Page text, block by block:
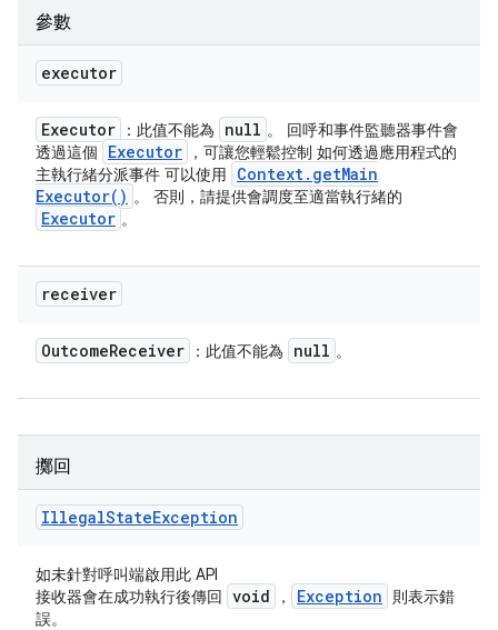
參數
executor
Executor ：此值不能為 null 。 回呼和事件監聽器事件會
透過這個
Executor
，可讓您輕鬆控制 如何透過應用程式的
主執行緒分派事件 可以使用
Context. getMain
Executor( ) 。 否則，請提供會調度至適當執行緒的
Executor 。
receiver
OutcomeReceiver ：此值不能為 null 。
擲回
IllegalStateException
如未針對呼叫端啟用此 API
接收器會在成功執行後傳回 void ， Exception
則表示錯
誤。